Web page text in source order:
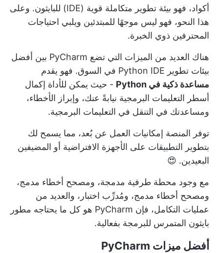
أكواد، فهو بيئة تطوير متكاملة قوية (IDE) للبايثون. وعلى
هذا النحو، فهو ليس موجهًا للمبتدئين ويلبي احتياجات
المحترفين ذوي الخبرة.
هناك العديد من الميزات التي تضع PyCharm بين أفضل
بيئات تطوير Python IDE في السوق. فهو يقدم
مساعدة ذكية في Python
- حيث يمكن للأداة إكمال
أسطر التعليمات البرمجية نيابةً عنك، وإبراز الأخطاء،
ومساعدتك في التنقل في التعليمات البرمجية.
توفر المنصة إمكانيات العمل عن بُعد، مما يسمح لك
بتطوير التطبيقات على الأجهزة الافتراضية أو المضيفين
البعيدين. 😍
مع وجود محطة طرفية مدمجة، ومصحح أخطاء مدمج،
ومصحح أخطاء مدمج، ومُدرِّب اختبار، والعديد من
عمليات التكامل، فإن PyCharm هو كل ما يحتاجه مطور
بايثون المتمرس للبرمجة بفعالية.
أفضل ميزات PyCharm